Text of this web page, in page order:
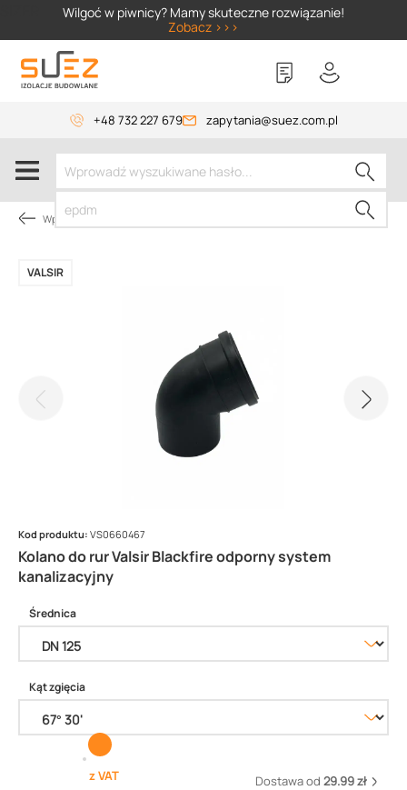
Wilgoć w piwnicy? Mamy skuteczne rozwiązanie!
Zobacz >>>
+48 732 227 679 zapytania@suez.com.pl
Wpusty i akcesoria
Kolano do rur Valsir Blackfire odporny system
kanalizacyjny
VALSIR
Kod produktu: VS0660467
Średnica
Kąt zgięcia
z VAT Dostawa od 29.99 zł